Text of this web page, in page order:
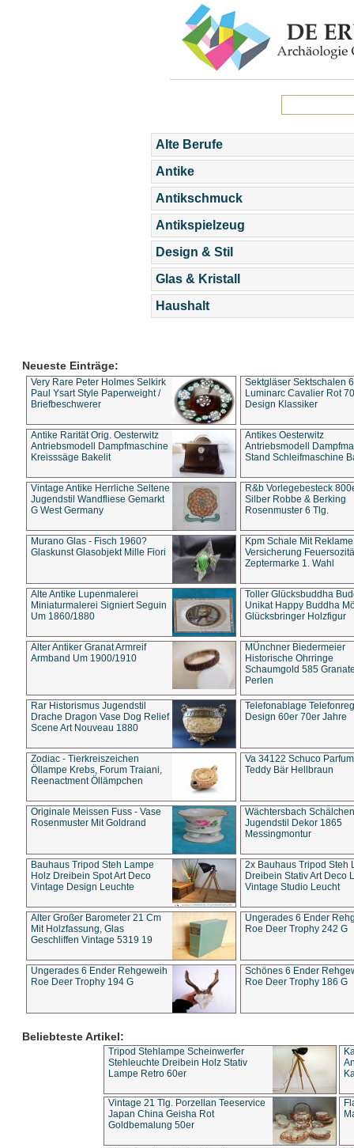
Alte Berufe
Antike
Antikschmuck
Antikspielzeug
Design & Stil
Glas & Kristall
Haushalt
Neueste Einträge:
Very Rare Peter Holmes Selkirk
Paul Ysart Style Paperweight /
Briefbeschwerer
Sektgläser Sektschalen
Luminarc Cavalier Rot
Design Klassiker
Antike Rarität Orig. Oesterwitz
Antriebsmodell Dampfmaschine
Kreisssäge Bakelit
Antikes Oesterwitz
Antriebsmodell
Stand Schleifmaschine
Vintage Antike Herrliche Seltene
Jugendstil Wandfliese Gemarkt
G West Germany
R&b Vorlegebesteck
Silber Robbe & Berking
Rosenmuster 6 Tlg.
Murano Glas - Fisch 1960?
Glaskunst Glasobjekt Mille Fiori
Kpm Schale Mit Reklame
Versicherung
Zeptermarke 1. Wahl
Alte Antike Lupenmalerei
Miniaturmalerei Signiert Seguin
Um 1860/1880
Toller Glücksbuddha
Unikat Happy Buddha
Glücksbringer Holzfigur
Alter Antiker Granat Armreif
Armband Um 1900/1910
MÜnchner Biedermeier
Historische Ohrringe
Schaumgold 585
Perlen
Rar Historismus Jugendstil
Drache Dragon Vase Dog Relief
Scene Art Nouveau 1880
Telefonablage
Design 60er 70er Jahre
Zodiac - Tierkreiszeichen
Öllampe Krebs, Forum Traiani,
Reenactment Öllämpchen
Va 34122 Schuco
Teddy Bär Hellbraun
Originale Meissen Fuss - Vase
Rosenmuster Mit Goldrand
Wächtersbach Schälchen
Jugendstil Dekor 1865
Messingmontur
Bauhaus Tripod Steh Lampe
Holz Dreibein Spot Art Deco
Vintage Design Leuchte
2x Bauhaus Tripod Steh
Dreibein Stativ Art Deco
Vintage Studio Leucht
Alter Großer Barometer 21 Cm
Mit Holzfassung, Glas
Geschliffen Vintage 5319 19
Ungerades 6 Ender
Roe Deer Trophy 242 G
Ungerades 6 Ender Rehgeweih
Roe Deer Trophy 194 G
Schönes 6 Ender
Roe Deer Trophy 186 G
Beliebteste Artikel:
Tripod Stehlampe Scheinwerfer
Stehleuchte Dreibein Holz Stativ
Lampe Retro 60er
Vintage 21 Tlg. Porzellan Teeservice
Japan China Geisha Rot
Goldbemalung 50er